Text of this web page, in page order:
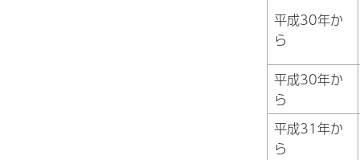
平成30年か
ら
平成30年か
ら
平成31年か
ら